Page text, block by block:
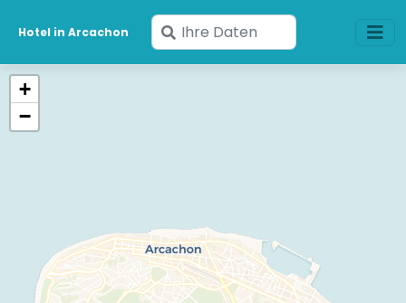
Hotel in Arcachon
Geben
Sie
+
−